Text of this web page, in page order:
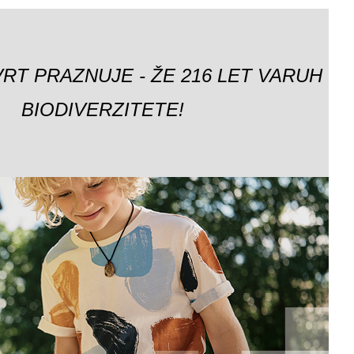
PRAZNUJE - ŽE 216 LET VARUH
BIODIVERZITETE!